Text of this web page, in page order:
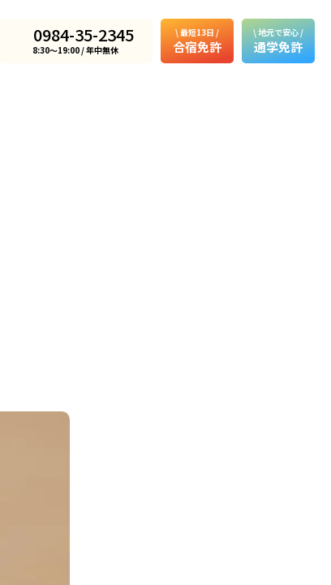
0984-35-2345
8:30〜19:00 / 年中無休
\ 最短13日 /
合宿免許
\ 地元で安心 /
通学免許